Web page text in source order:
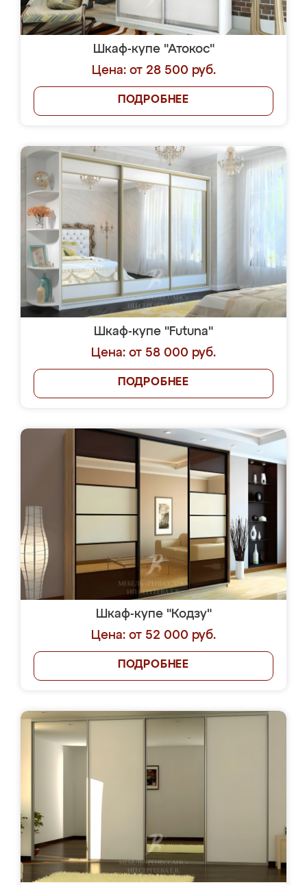
Шкаф-купе "Атокос"
Цена: от 28 500 руб.
ПОДРОБНЕЕ
Шкаф-купе "Futuna"
Цена: от 58 000 руб.
ПОДРОБНЕЕ
Шкаф-купе "Кодзу"
Цена: от 52 000 руб.
ПОДРОБНЕЕ